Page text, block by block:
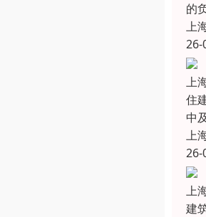
的
上
26-
上
住
中
上
26-
上
建